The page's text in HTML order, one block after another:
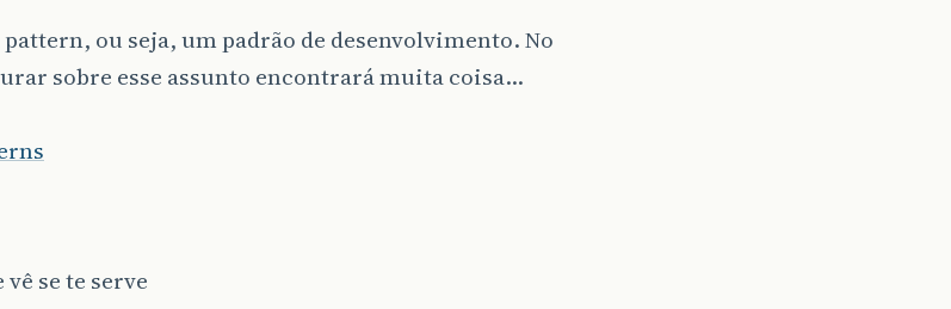
pattern, ou seja, um padrão de desenvolvimento. No
sobre esse assunto encontrará muita coisa…
se te serve